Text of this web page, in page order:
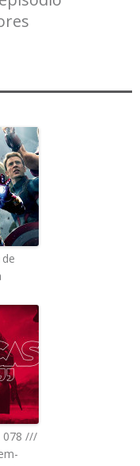
078 ///